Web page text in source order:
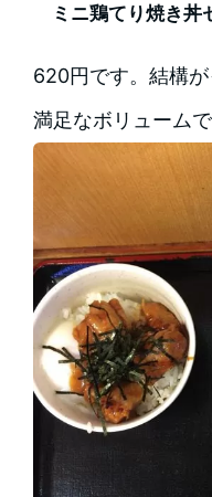
ミニ鶏てり焼き丼
620円です。結構
満足なボリュームで